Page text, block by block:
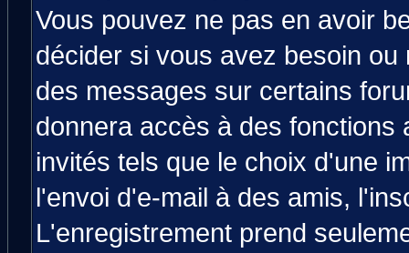
Vous pouvez ne pas en avoir
décider si vous avez besoin
des messages sur certains
donnera accès à des fonctions
invités tels que le choix d'une
l'envoi d'e-mail à des amis,
L'enregistrement prend